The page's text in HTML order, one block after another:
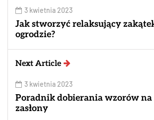
3 kwietnia 2023
Jak stworzyć relaksujący
ogrodzie?
Next Article
3 kwietnia 2023
Poradnik dobierania wzorów
zasłony